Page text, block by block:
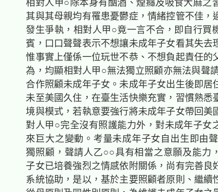
相對人甲○除本身有酗酒、煙癮及吸食大麻之
其與其母親均有罹患憂鬱症，情緒控管不佳，
發生爭執，相對人甲○竟一言不合，即自行買
賓，口口聲聲表示不想讓未成年子女看其失去
惟事實上僅係一位玩世不恭、不想負起責任的
為，均顯相對人甲○無法獨立照顧亦無法與聲
合作照顧未成年子女。未成年子女出生後即居
未至美國久住，在臺生活快樂充實，習慣熟悉
境與模式，若執意要強行將未成年子女帶回美
對人甲○完全沒有照護能力外，對未成年子女
來巨大之變動。考量未成年子女自出生即由
獨照顧，聲請人乙○○具有相當之意願及能力
子女已培養強烈之情感依附關係，尚有完善良
系統協助，是以，基於主要照顧者原則、繼續